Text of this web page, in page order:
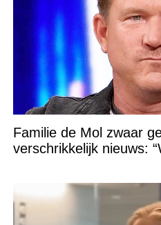
Familie de Mol zwaar
verschrikkelijk nieuws: